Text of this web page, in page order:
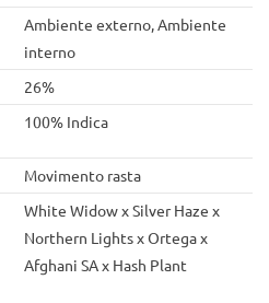
Ambiente externo, Ambiente
interno
26%
100% Indica
Movimento rasta
White Widow x Silver Haze x
Northern Lights x Ortega x
Afghani SA x Hash Plant